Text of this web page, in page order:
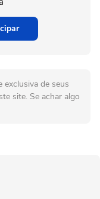
exclusiva de seus
site. Se achar algo